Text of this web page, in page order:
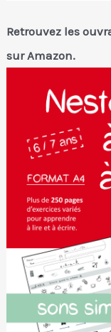
Retrouvez les
sur Amazon.